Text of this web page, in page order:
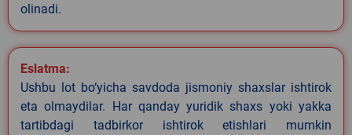
olinadi.
Eslatma:
Ushbu lot bo‘yicha savdoda jismoniy shaxslar ishtirok
eta olmaydilar. Har qanday yuridik shaxs yoki yakka
tartibdagi tadbirkor ishtirok etishlari mumkin